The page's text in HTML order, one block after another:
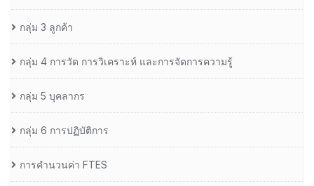
กลุ่ม 3 ลูกค้า
กลุ่ม 4 การวัด การวิเคราะห์ และการจัดการความรู้
กลุ่ม 5 บุคลากร
กลุ่ม 6 การปฏิบัติการ
การคำนวนค่า FTES